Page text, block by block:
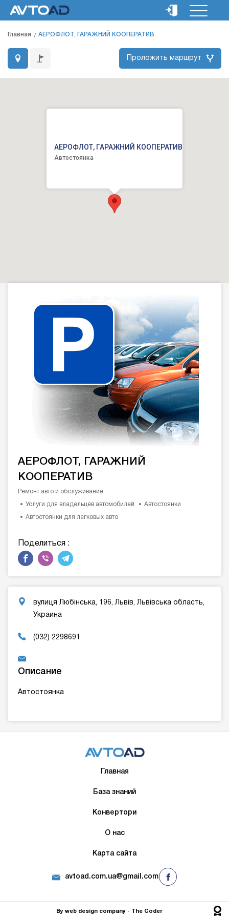
Главная АЕРОФЛОТ, ГАРАЖНИЙ КООПЕРАТИВ
Проложить маршрут
АЕРОФЛОТ, ГАРАЖНИЙ КООПЕРАТИВ
Автостоянка
АЕРОФЛОТ, ГАРАЖНИЙ
КООПЕРАТИВ
Ремонт авто и обслуживание
Услуги для владельцев автомобилей Автостоянки
Автостоянки для легковых авто
Поделиться :
вулиця Любінська, 196, Львів, Львівська область,
Украина
(032) 2298691
Описание
Автостоянка
Главная
База знаний
Конвертори
О нас
Карта сайта
avtoad.com.ua@gmail.com
By web design company - The Сoder